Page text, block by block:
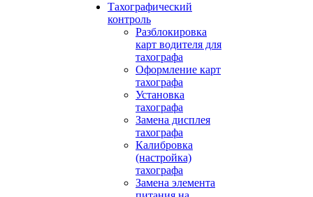
Тахографический
контроль
Разблокировка
карт водителя для
тахографа
Оформление карт
тахографа
Установка
тахографа
Замена дисплея
тахографа
Калибровка
(настройка)
тахографа
Замена элемента